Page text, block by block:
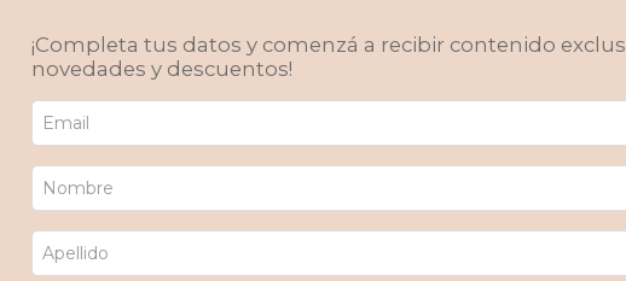
El Impacto del Maximalismo Urbano en el Diseño Argentino
Casa FOA, en suedición 2025en elDistrito Madero Harbour,
El diseño de interiores debe ser un espejo audaz de la
¡Completa tus datos y comenzá a recibir contenido
novedades y descuentos!